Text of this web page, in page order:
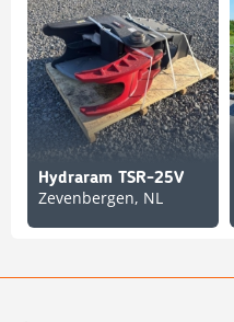
Hydraram TSR-25V
Zevenbergen, NL